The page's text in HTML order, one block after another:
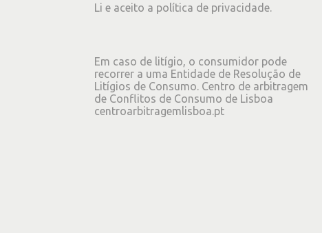
Li e aceito a política de privacidade.
Em caso de litígio, o consumidor pode
recorrer a uma Entidade de Resolução de
Litígios de Consumo. Centro de arbitragem
de Conflitos de Consumo de Lisboa
centroarbitragemlisboa.pt